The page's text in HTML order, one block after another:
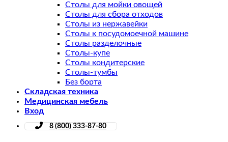
Столы для мойки овощей
Столы для сбора отходов
Столы из нержавейки
Столы к посудомоечной машине
Столы разделочные
Столы-купе
Столы кондитерские
Столы-тумбы
Без борта
Складская техника
Медицинская мебель
Вход
8 (800) 333-87-80